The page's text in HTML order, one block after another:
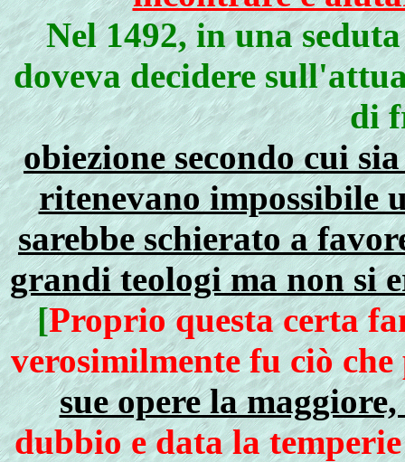
Nel 1492, in una
doveva decidere
di
obiezione secondo cui
ritenevano impossibile
sarebbe schierato a
grandi teologi ma non si
[Proprio questa certa
verosimilmente fu ciò
sue opere la
dubbio e data la